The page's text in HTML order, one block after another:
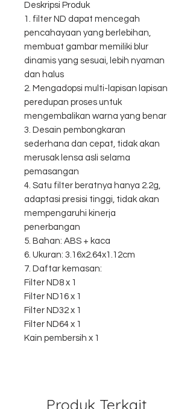
Deskripsi Produk
1. filter ND dapat mencegah
pencahayaan yang berlebihan,
membuat gambar memiliki blur
dinamis yang sesuai, lebih nyaman
dan halus
2. Mengadopsi multi-lapisan lapisan
peredupan proses untuk
mengembalikan warna yang benar
3. Desain pembongkaran
sederhana dan cepat, tidak akan
merusak lensa asli selama
pemasangan
4. Satu filter beratnya hanya 2.2g,
adaptasi presisi tinggi, tidak akan
mempengaruhi kinerja
penerbangan
5. Bahan: ABS + kaca
6. Ukuran: 3.16x2.64x1.12cm
7. Daftar kemasan:
Filter ND8 x 1
Filter ND16 x 1
Filter ND32 x 1
Filter ND64 x 1
Kain pembersih x 1
Produk Terkait